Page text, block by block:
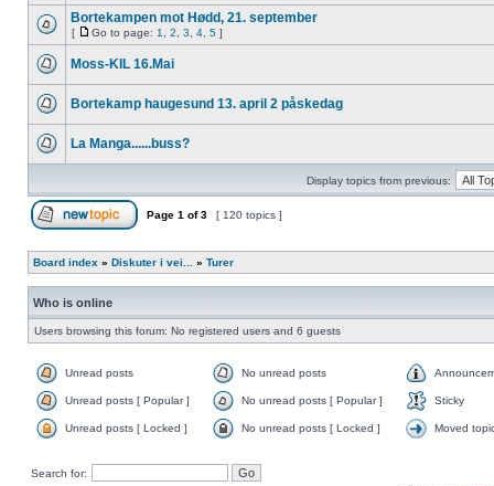
Bortekampen mot Hødd, 21. september
[ Go to page: 1 2 3 4 5 ]
Moss-KIL 16.Mai
Bortekamp haugesund 13. april 2 påskedag
La Manga......buss?
Display topics from previous:
Page 1 of3 [ 120 topics ]
Board index » Diskuter i vei... » Turer
Who is online
Users browsing this forum: No registered users and 6 guests
Unread posts No unread posts
Unread posts [ Popular ] No unread posts [ Popular ] Sticky
Unread posts [ Locked ] No unread posts [ Locked ] Moved
Search for: